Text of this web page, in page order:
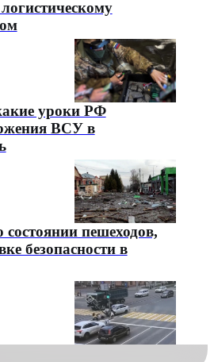
уроки РФ
ВСУ в
состоянии пешеходов,
безопасности в